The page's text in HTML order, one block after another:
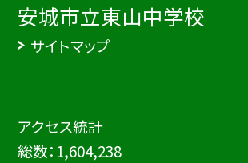
安城市立東山中学校
サイトマップ
アクセス統計
総数： 1,604,238